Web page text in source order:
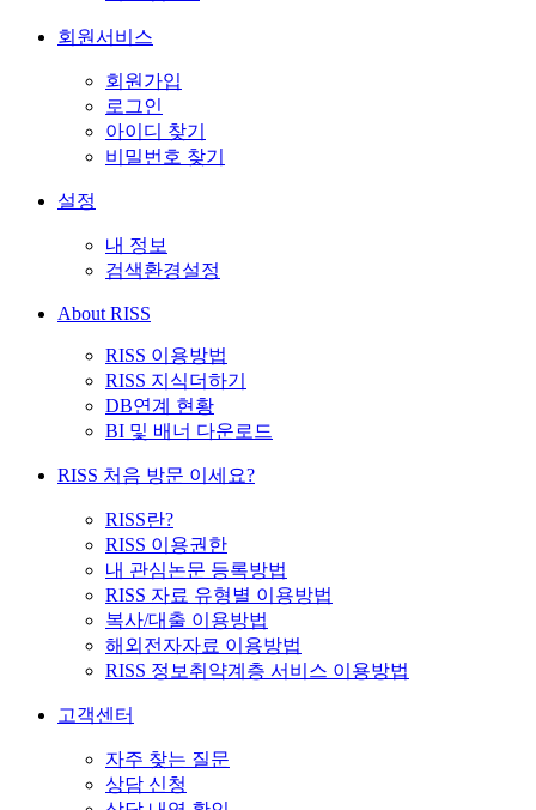
회원서비스
회원가입
로그인
아이디 찾기
비밀번호 찾기
설정
내 정보
검색환경설정
About RISS
RISS 이용방법
RISS 지식더하기
DB연계 현황
BI 및 배너 다운로드
RISS 처음 방문 이세요?
RISS란?
RISS 이용권한
내 관심논문 등록방법
RISS 자료 유형별 이용방법
복사/대출 이용방법
해외전자자료 이용방법
RISS 정보취약계층 서비스 이용방법
고객센터
자주 찾는 질문
상담 신청